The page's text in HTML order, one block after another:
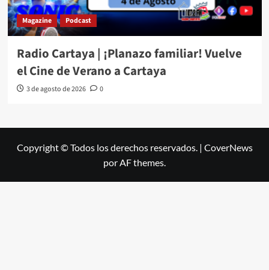
Magazine Podcast
Radio Cartaya | ¡Planazo familiar! Vuelve
el Cine de Verano a Cartaya
3 de agosto de 2026 0
Copyright © Todos los derechos reservados. | CoverNews
por AF themes.